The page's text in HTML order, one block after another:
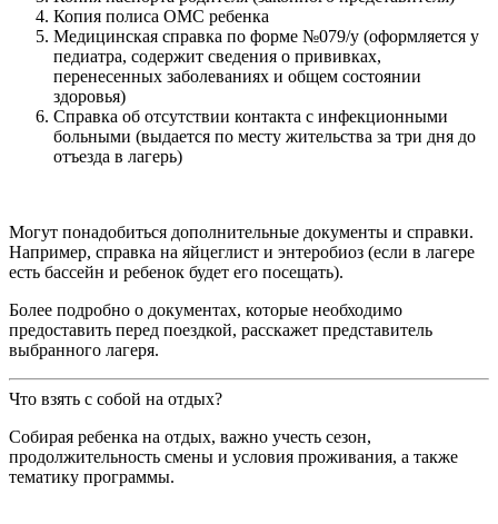
Копия полиса ОМС ребенка
Медицинская справка по форме №079/у (оформляется у
педиатра, содержит сведения о прививках,
перенесенных заболеваниях и общем состоянии
здоровья)
Справка об отсутствии контакта с инфекционными
больными (выдается по месту жительства за три дня до
отъезда в лагерь)
Могут понадобиться дополнительные документы и справки.
Например, справка на яйцеглист и энтеробиоз (если в лагере
есть бассейн и ребенок будет его посещать).
Более подробно о документах, которые необходимо
предоставить перед поездкой, расскажет представитель
выбранного лагеря.
Что взять с собой на отдых?
Собирая ребенка на отдых, важно учесть сезон,
продолжительность смены и условия проживания, а также
тематику программы.